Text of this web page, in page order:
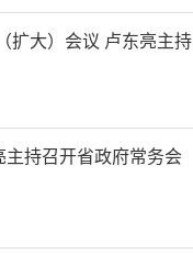
扩大）会议 卢东亮主持
持召开省政府常务会